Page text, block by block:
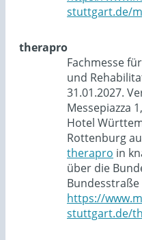
stuttgart.de/
therapro
Fachmesse
und
31.01.2027.
Messepiazza
Hotel
Rottenburg
therapro in
über die
Bundesstraße
https://
stuttgart.de/